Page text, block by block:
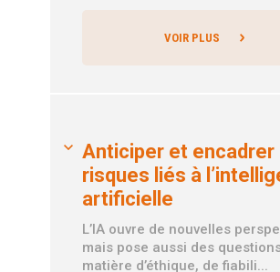
VOIR PLUS
Anticiper et encadrer
risques liés à
artificielle
L’IA ouvre de nouvelles
mais pose aussi des
matière d’éthique, de fiabili...